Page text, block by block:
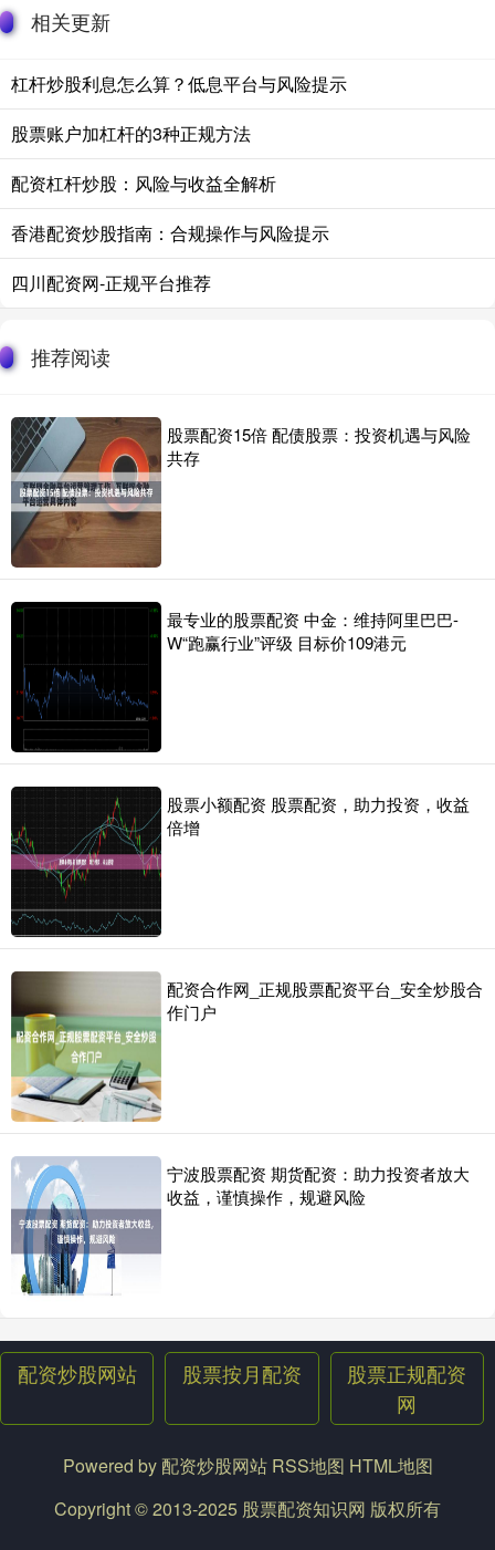
相关更新
杠杆炒股利息怎么算？低息平台与风险提示
股票账户加杠杆的3种正规方法
配资杠杆炒股：风险与收益全解析
香港配资炒股指南：合规操作与风险提示
四川配资网-正规平台推荐
推荐阅读
股票配资15倍 配债股票：投资机遇与风险
共存
最专业的股票配资 中金：维持阿里巴巴-
W“跑赢行业”评级 目标价109港元
股票小额配资 股票配资，助力投资，收益
倍增
配资合作网_正规股票配资平台_安全炒股合
作门户
宁波股票配资 期货配资：助力投资者放大
收益，谨慎操作，规避风险
配资炒股网站 股票按月配资
股票正规配资
网
Powered by 配资炒股网站 RSS地图 HTML地图
Copyright© 2013-2025 股票配资知识网 版权所有